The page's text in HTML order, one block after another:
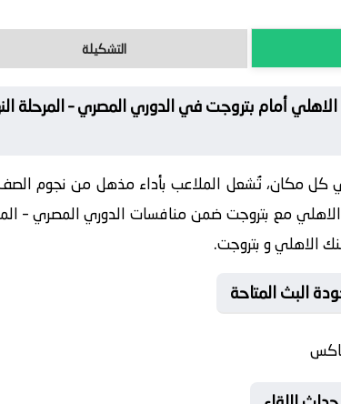
التشكيلة
أمام بتروجت في الدوري المصري – المرحلة
كل مكان، تُشعل الملاعب بأداء مذهل من نجوم
مع بتروجت ضمن منافسات الدوري المصري –
الاهلي و بتروجت.
البث المتاحة